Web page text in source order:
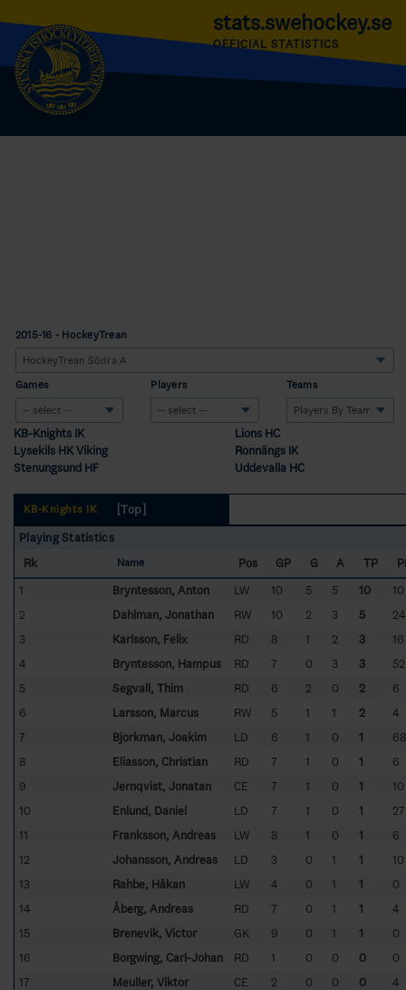
stats.swehockey.se
OFFICIAL STATISTICS
2015-16 - HockeyTrean
Games Players Teams
KB-Knights IK
Lions HC
Lysekils HK Viking
Rönnängs IK
Stenungsund HF
Uddevalla HC
KB-Knights IK
[Top]
Playing Statistics
Rk
Name Pos GP G A TP
1
Bryntesson, Anton LW 10 5 5 10
10
2
Dahlman, Jonathan RW 10 2 3 5
24
3
Karlsson, Felix RD 8 1 2 3
16
4
Bryntesson, Hampus RD 7 0 3 3
52
5
Segvall, Thim RD 6 2 0 2
6
6
Larsson, Marcus RW 5 1 1 2
4
7
Björkman, Joakim LD 6 1 0 1
68
8
Eliasson, Christian RD 7 1 0 1
6
9
Jernqvist, Jonatan CE 7 1 0 1
10
10
Enlund, Daniel LD 7 1 0 1
27
11
Franksson, Andreas LW 8 1 0 1
6
12
Johansson, Andreas LD 3 0 1 1
10
13
Rahbe, Håkan LW 4 0 1 1
0
14
Åberg, Andreas RD 7 0 1 1
4
15
Brenevik, Victor GK 9 0 1 1
0
16
Borgwing, Carl-Johan RD 1 0 0 0
0
17
Meuller, Viktor CE 2 0 0 0
4